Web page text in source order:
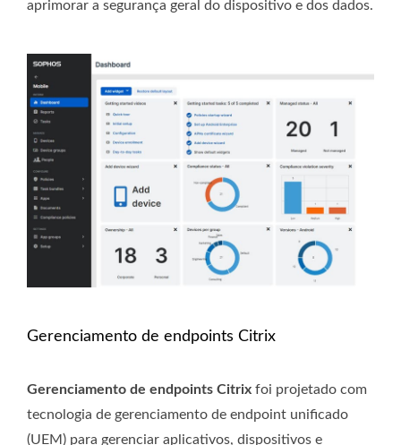
aprimorar a segurança geral do dispositivo e dos dados.
Gerenciamento de endpoints Citrix
Gerenciamento de endpoints Citrix foi projetado com
tecnologia de gerenciamento de endpoint unificado
(UEM) para gerenciar aplicativos, dispositivos e